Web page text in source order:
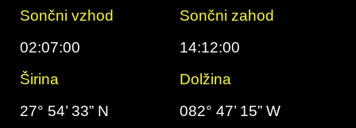
Sončni vzhod
Sončni zahod
02:07:00
14:12:00
Širina
Dolžina
27° 54’ 33” N
082° 47’ 15” W